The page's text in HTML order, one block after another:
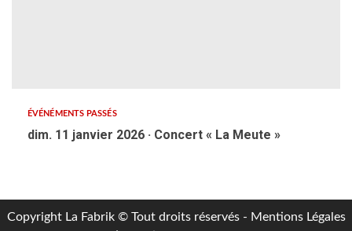
ÉVÉNÉMENTS PASSÉS
dim. 11 janvier 2026 · Concert « La Meute »
Copyright La Fabrik © Tout droits réservés - Mentions Légales